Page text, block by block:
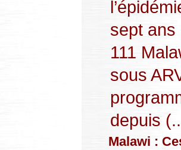
sept ans
111
sous
depuis
Malawi :